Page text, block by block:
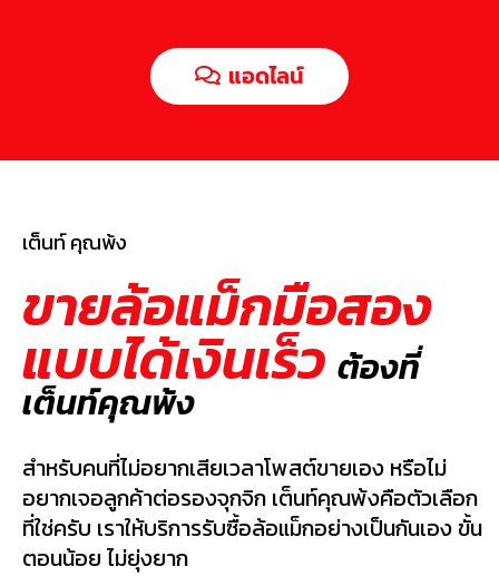
แอดไลน์
เต็นท์ คุณพ้ง
ขายล้อแม็กมือสอง
แบบได้เงินเร็ว ต้องที่
เต็นท์คุณพ้ง
สำหรับคนที่ไม่อยากเสียเวลาโพสต์ขายเอง หรือไม่
อยากเจอลูกค้าต่อรองจุกจิก เต็นท์คุณพ้งคือตัวเลือก
ที่ใช่ครับ เราให้บริการรับซื้อล้อแม็กอย่างเป็นกันเอง ขั้น
ตอนน้อย ไม่ยุ่งยาก